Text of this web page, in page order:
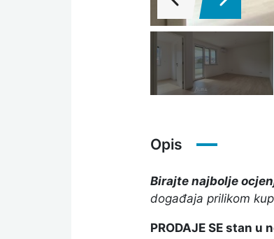
Opis
Birajte najbolje
događaja prilikom
PRODAJE SE stan